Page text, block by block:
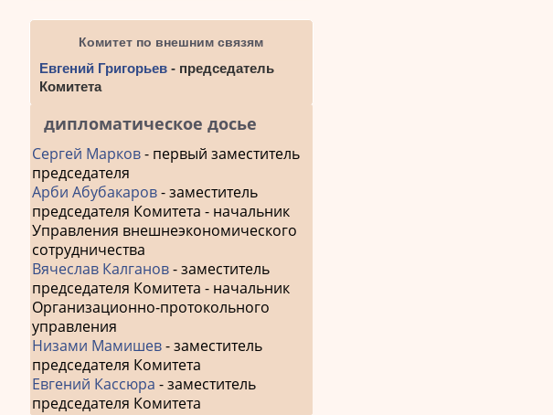
Комитет по внешним связям
Евгений Григорьев - председатель
Комитета
дипломатическое досье
Сергей Марков- первый заместитель
председателя
Арби Абубакаров- заместитель
председателя Комитета - начальник
Управления внешнеэкономического
сотрудничества
Вячеслав Калганов- заместитель
председателя Комитета - начальник
Организационно-протокольного
управления
Низами Мамишев- заместитель
председателя Комитета
Евгений Кассюра - заместитель
председателя Комитета